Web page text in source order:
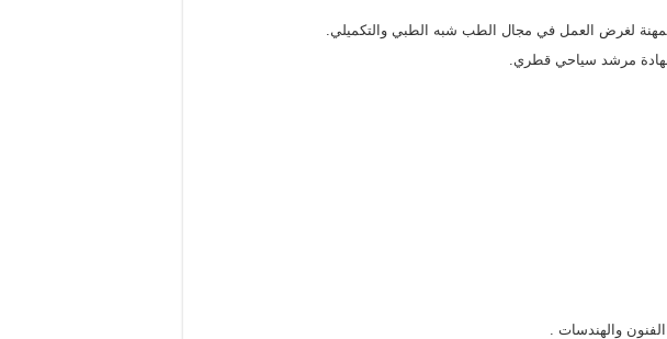
لغرض العمل في مجال الطب شبه الطبي والتكميلي.
مرشد سياحي قطري.
والهندسات .